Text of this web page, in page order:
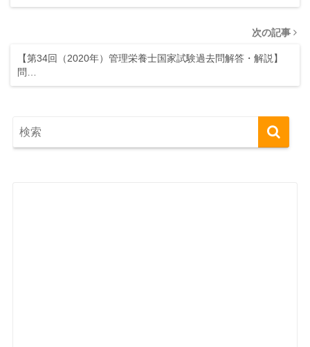
次の記事
【第34回（2020年）管理栄養士国家試験過去問解答・解説】
問…